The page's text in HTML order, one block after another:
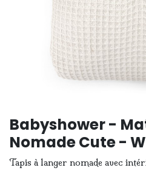
Babyshower -
Nomade Cute -
Tapis à langer nomade avec